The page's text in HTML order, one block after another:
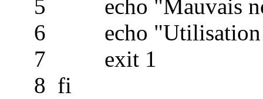
5 echo "Mauvais
6 echo "Utilisation :
7 exit 1
8 fi